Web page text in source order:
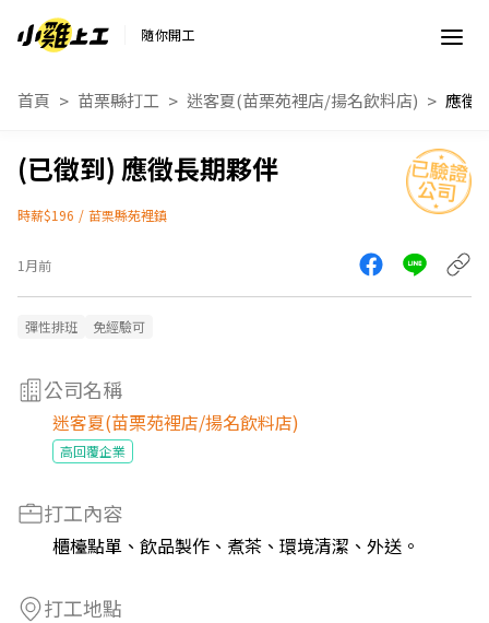
隨你開工
首頁 苗栗縣打工 迷客夏(苗栗苑裡店/揚名飲料店) 應徵
應徵長期夥伴
時薪$196 / 苗栗縣苑裡鎮
1月前
彈性排班 免經驗可
公司名稱
迷客夏(苗栗苑裡店/揚名飲料店)
高回覆企業
打工內容
櫃檯點單、飲品製作、煮茶、環境清潔、外送。
打工地點